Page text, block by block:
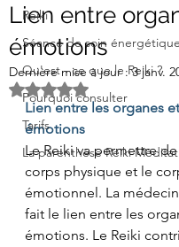
Reiki
Séance de soin énergétique
Qu'est - ce que le Reiki ?
Pourquoi consulter
Tarifs
La parenthèse Reiki
Lien entre
émotions
Dernière mise à jour :3 janv.
Noté NaN étoiles sur 5.
Lien entre les organes
émotions
Le Reiki va permettre
corps physique et le
émotionnel. La
fait le lien entre les
émotions. Le Reiki